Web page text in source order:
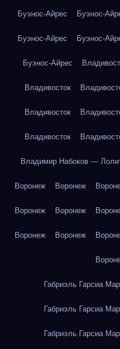
Буэнос-Айрес Буэнос-
Буэнос-Айрес Буэнос-
Буэнос-Айрес
Владивосток
Владивосток
Владивосток
Владимир Набоков —
Воронеж Воронеж
Воронеж Воронеж
Воронеж Воронеж
Габриэль Гарсиа
Габриэль Гарсиа
Габриэль Гарсиа